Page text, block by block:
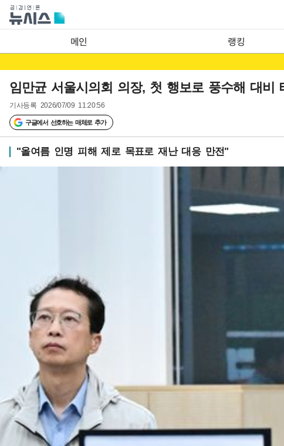
메인 랭킹
임만균 서울시의회 의장, 첫 행보로 풍수해 대비
기사등록 2026/07/09 11:20:56
구글에서 선호하는 매체로 추가
"올여름 인명 피해 제로 목표로 재난 대응 만전"